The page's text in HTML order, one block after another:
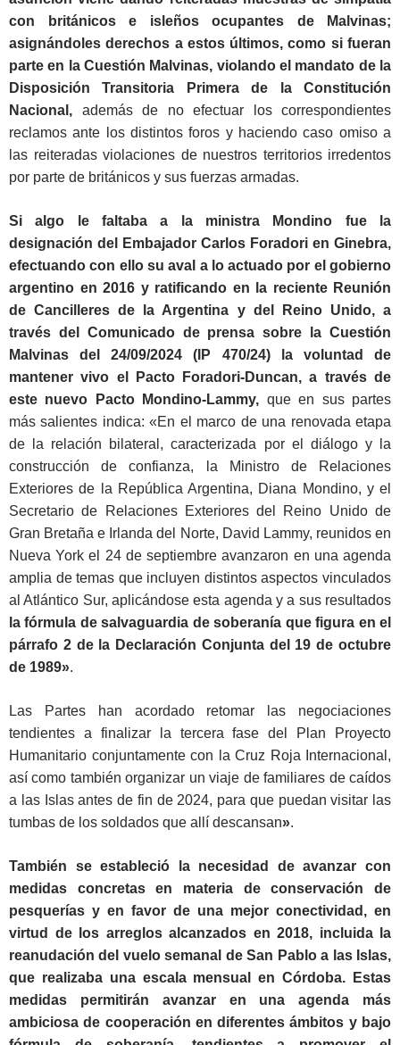
con británicos e isleños ocupantes de Malvinas;
asignándoles derechos a estos últimos, como si fueran
parte en la Cuestión Malvinas, violando el mandato de la
Disposición Transitoria Primera de la Constitución
Nacional, además de no efectuar los correspondientes
reclamos ante los distintos foros y haciendo caso omiso a
las reiteradas violaciones de nuestros territorios irredentos
por parte de británicos y sus fuerzas armadas.
Si algo le faltaba a la ministra Mondino fue la
designación del Embajador Carlos Foradori en Ginebra,
efectuando con ello su aval a lo actuado por el gobierno
argentino en 2016 y ratificando en la reciente Reunión
de Cancilleres de la Argentina y del Reino Unido, a
través del Comunicado de prensa sobre la Cuestión
Malvinas del 24/09/2024 (IP 470/24) la voluntad de
mantener vivo el Pacto Foradori-Duncan, a través de
este nuevo Pacto Mondino-Lammy, que en sus partes
más salientes indica: «En el marco de una renovada etapa
de la relación bilateral, caracterizada por el diálogo y la
construcción de confianza, la Ministro de Relaciones
Exteriores de la República Argentina, Diana Mondino, y el
Secretario de Relaciones Exteriores del Reino Unido de
Gran Bretaña e Irlanda del Norte, David Lammy, reunidos en
Nueva York el 24 de septiembre avanzaron en una agenda
amplia de temas que incluyen distintos aspectos vinculados
al Atlántico Sur, aplicándose esta agenda y a sus resultados
la fórmula de salvaguardia de soberanía que figura en el
párrafo 2 de la Declaración Conjunta del 19 de octubre
de 1989».
Las Partes han acordado retomar las negociaciones
tendientes a finalizar la tercera fase del Plan Proyecto
Humanitario conjuntamente con la Cruz Roja Internacional,
así como también organizar un viaje de familiares de caídos
a las Islas antes de fin de 2024, para que puedan visitar las
tumbas de los soldados que allí descansan».
También se estableció la necesidad de avanzar con
medidas concretas en materia de conservación de
pesquerías y en favor de una mejor conectividad, en
virtud de los arreglos alcanzados en 2018, incluida la
reanudación del vuelo semanal de San Pablo a las Islas,
que realizaba una escala mensual en Córdoba. Estas
medidas permitirán avanzar en una agenda más
ambiciosa de cooperación en diferentes ámbitos y bajo